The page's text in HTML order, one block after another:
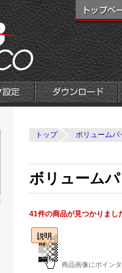
トップ ボリュームパ
ボリューム
41件の商品が見つかりまし
商品画像にポイン